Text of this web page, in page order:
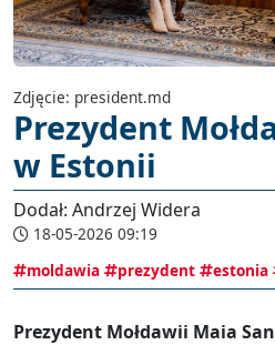
Zdjęcie: president.md
Prezydent
w Estonii
Dodał: Andrzej Widera
18-05-2026 09:19
moldawia
prezydent estonia
Prezydent Mołdawii Maia